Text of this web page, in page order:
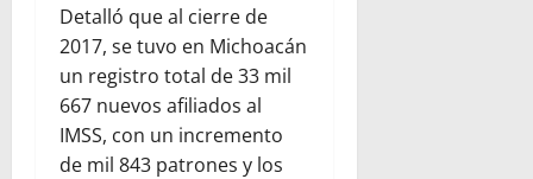
Detalló que al cierre de
2017, se tuvo en Michoacán
un registro total de 33 mil
667 nuevos afiliados al
IMSS, con un incremento
de mil 843 patrones y los